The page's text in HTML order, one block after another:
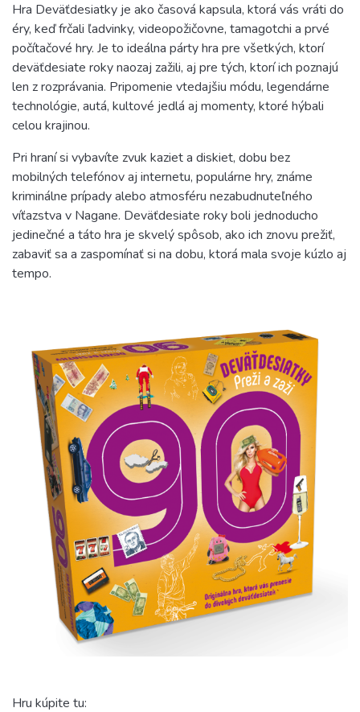
Hra Deväťdesiatky je ako časová kapsula, ktorá vás vráti do
éry, keď frčali ľadvinky, videopožičovne, tamagotchi a prvé
počítačové hry. Je to ideálna párty hra pre všetkých, ktorí
deväťdesiate roky naozaj zažili, aj pre tých, ktorí ich poznajú
len z rozprávania. Pripomenie vtedajšiu módu, legendárne
technológie, autá, kultové jedlá aj momenty, ktoré hýbali
celou krajinou.
Pri hraní si vybavíte zvuk kaziet a diskiet, dobu bez
mobilných telefónov aj internetu, populárne hry, známe
kriminálne prípady alebo atmosféru nezabudnuteľného
víťazstva v Nagane. Deväťdesiate roky boli jednoducho
jedinečné a táto hra je skvelý spôsob, ako ich znovu prežiť,
zabaviť sa a zaspomínať si na dobu, ktorá mala svoje kúzlo aj
tempo.
Hru kúpite tu: